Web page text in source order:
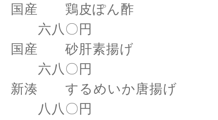
国産 鶏皮ぽん酢
六八〇円
国産 砂肝素揚げ
六八〇円
新湊 するめいか唐揚げ
八八〇円